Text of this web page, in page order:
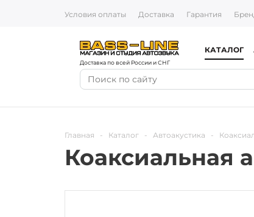
Условия оплаты Доставка Гарантия
Доставка по всей России и СНГ
КАТАЛОГ
Главная - Каталог - Автоакустика -
Коаксиальная